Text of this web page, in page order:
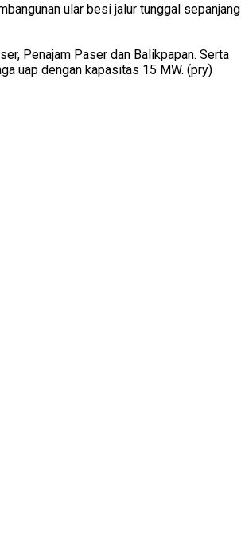
ular besi jalur tunggal sepanjang
Penajam Paser dan Balikpapan. Serta
uap dengan kapasitas 15 MW. (pry)